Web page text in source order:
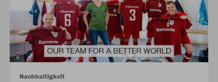
Nachhaltigkeit